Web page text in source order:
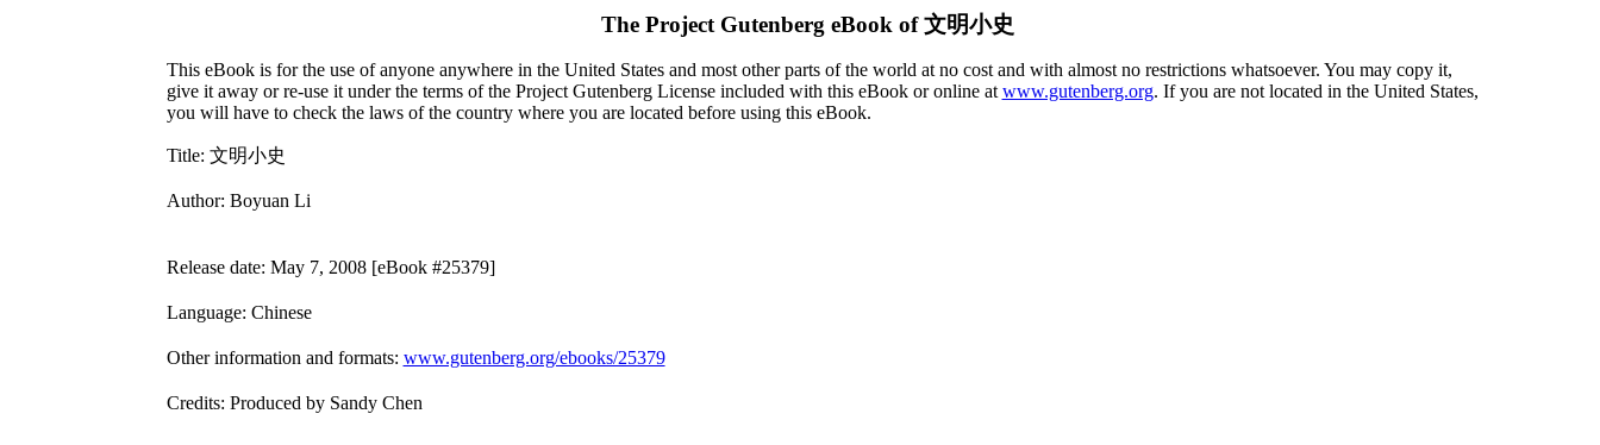
The Project Gutenberg eBook of文明小史
This eBook is for the use of anyone anywhere in the United States and most other parts of the world at no cost and with almost no restrictions whatsoever. You may copy it,
give it away or re-use it under the terms of the Project Gutenberg License included with this eBook or online at www.gutenberg.org. If you are not located in the United States,
you will have to check the laws of the country where you are located before using this eBook.
Title: 文明小史
Author: Boyuan Li
Release date: May 7, 2008 [eBook #25379]
Language: Chinese
Other information and formats: www.gutenberg.org/ebooks/25379
Credits: Produced by Sandy Chen